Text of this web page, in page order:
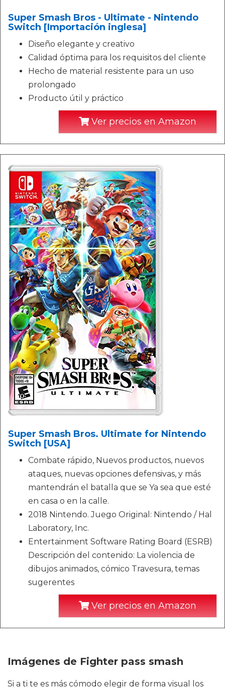
Super Smash Bros - Ultimate - Nintendo
Switch [Importación inglesa]
Diseño elegante y creativo
Calidad óptima para los requisitos del cliente
Hecho de material resistente para un uso
prolongado
Producto útil y práctico
Ver precios en Amazon
Super Smash Bros. Ultimate for Nintendo
Switch [USA]
Combate rápido, Nuevos productos, nuevos
ataques, nuevas opciones defensivas, y más
mantendrán el batalla que se Ya sea que esté
en casa o en la calle.
2018 Nintendo. Juego Original: Nintendo / Hal
Laboratory, Inc.
Entertainment Software Rating Board (ESRB)
Descripción del contenido: La violencia de
dibujos animados, cómico Travesura, temas
sugerentes
Ver precios en Amazon
Imágenes de Fighter pass smash
Si a ti te es más cómodo elegir de forma visual los